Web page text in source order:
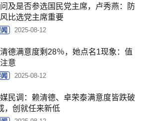
及是否参选国民党主席，卢秀燕：防
比选党主席重要
2025-08-12
德满意度剩28％，她点名1现象：值
意
2025-08-12
民调：赖清德、卓荣泰满意度皆跌破
，创就任来新低